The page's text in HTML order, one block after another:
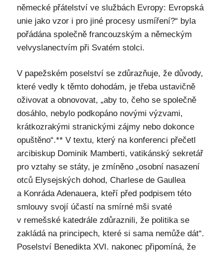
německé přátelství ve službách Evropy: Evropská
unie jako vzor i pro jiné procesy usmíření?“ byla
pořádána společně francouzským a německým
velvyslanectvím při Svatém stolci.
V papežském poselství se zdůrazňuje, že důvody,
které vedly k těmto dohodám, je třeba ustavičně
oživovat a obnovovat, „aby to, čeho se společně
dosáhlo, nebylo podkopáno novými výzvami,
krátkozrakými stranickými zájmy nebo dokonce
opuštěno“.** V textu, který na konferenci přečetl
arcibiskup Dominik Mamberti, vatikánský sekretář
pro vztahy se státy, je zmíněno „osobní nasazení
otců Elysejských dohod, Charlese de Gaullea
a Konráda Adenauera, kteří před podpisem této
smlouvy svojí účastí na smírné mši svaté
v remešské katedrále zdůraznili, že politika se
zakládá na principech, které si sama nemůže dát“.
Poselství Benedikta XVI. nakonec připomíná, že